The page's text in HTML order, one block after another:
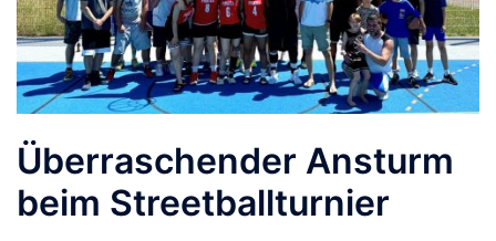
Überraschender Ansturm
beim Streetballturnier